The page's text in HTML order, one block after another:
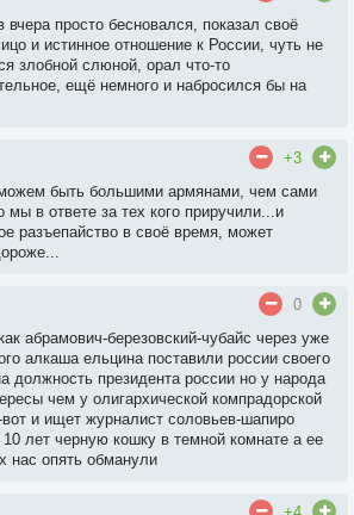
вчера просто бесновался, показал своё
и истинное отношение к России, чуть не
злобной слюной, орал что-то
ещё немного и набросился бы на
+3
быть большими армянами, чем сами
мы в ответе за тех кого приручили...и
разъепайство в своё время, может
0
абрамович-березовский-чубайс через уже
алкаша ельцина поставили россии своего
должность президента россии но у народа
чем у олигархической компрадорской
вот и ищет журналист соловьев-шапиро
лет черную кошку в темной комнате а ее
нас опять обманули